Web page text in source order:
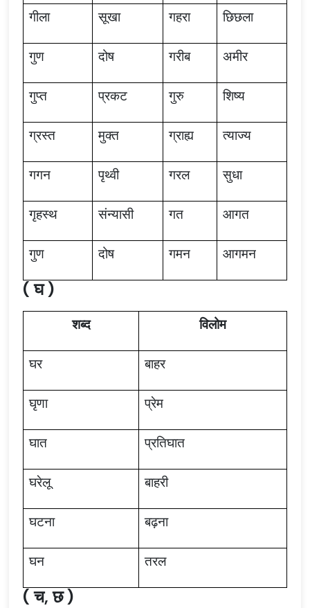
गीला सूखा गहरा छिछला
गुण दोष गरीब अमीर
गुप्त प्रकट गुरु शिष्य
ग्रस्त मुक्त ग्राह्य त्याज्य
गगन पृथ्वी गरल सुधा
गृहस्थ संन्यासी गत आगत
गुण दोष गमन आगमन
( घ )
शब्द विलोम
घर बाहर
घृणा प्रेम
घात प्रतिघात
घरेलू बाहरी
घटना बढ़ना
घन तरल
( च, छ )